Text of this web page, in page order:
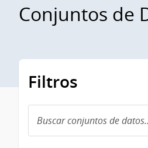
Conjuntos de
Filtros
conjuntos
de